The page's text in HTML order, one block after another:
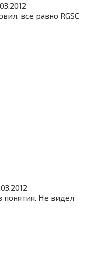
все равно RGSC
понятия. Не видел